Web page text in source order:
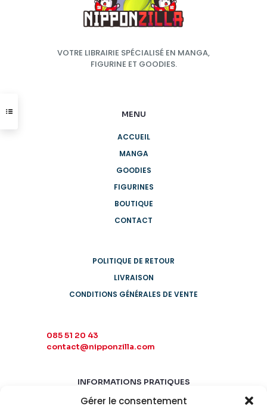
Gérer le consentement
VOTRE LIBRAIRIE SPÉCIALISÉ EN MANGA,
FIGURINE ET GOODIES.
MENU
ACCUEIL
MANGA
GOODIES
FIGURINES
BOUTIQUE
CONTACT
POLITIQUE DE RETOUR
LIVRAISON
CONDITIONS GÉNÉRALES DE VENTE
085 51 20 43
contact@nipponzilla.com
INFORMATIONS PRATIQUES
MARDI-SAMEDI